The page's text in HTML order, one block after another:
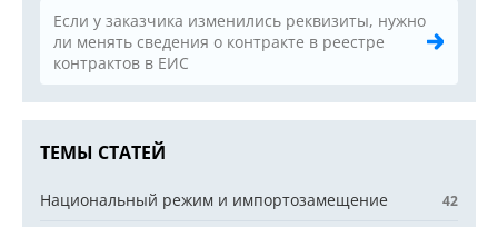
Если у заказчика изменились реквизиты, нужно
ли менять сведения о контракте в реестре
контрактов в ЕИС
ТЕМЫ СТАТЕЙ
Национальный режим и импортозамещение 42